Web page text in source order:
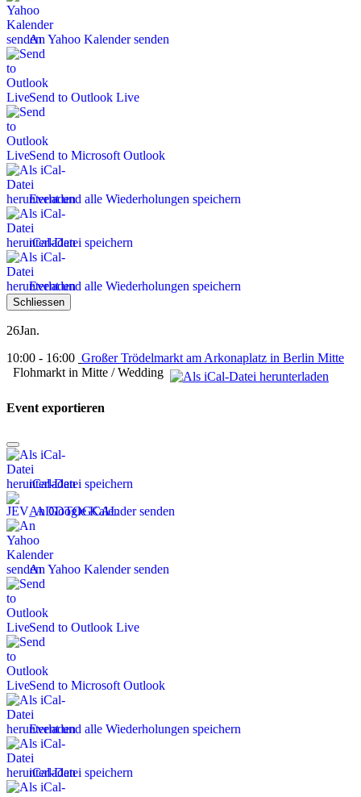
An Yahoo Kalender senden
Send to Outlook Live
Send to Microsoft Outlook
Event und alle Wiederholungen speichern
iCal-Datei speichern
Event und alle Wiederholungen speichern
Schliessen
26Jan.
10:00 - 16:00 Großer Trödelmarkt am Arkonaplatz in Berlin Mitte
Flohmarkt in Mitte / Wedding
Event exportieren
iCal-Datei speichern
An Google Kalender senden
An Yahoo Kalender senden
Send to Outlook Live
Send to Microsoft Outlook
Event und alle Wiederholungen speichern
iCal-Datei speichern